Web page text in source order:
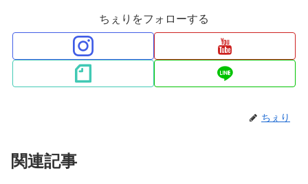
ちぇりをフォローする
ちぇり
関連記事